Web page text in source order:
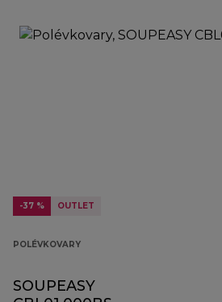
-37 % OUTLET
POLÉVKOVARY
SOUPEASY